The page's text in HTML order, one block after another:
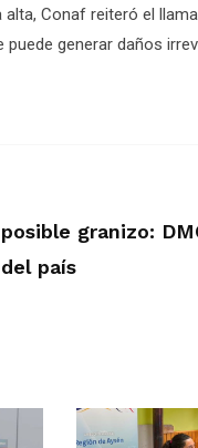
Conaf reiteró el
generar daños
granizo:
país